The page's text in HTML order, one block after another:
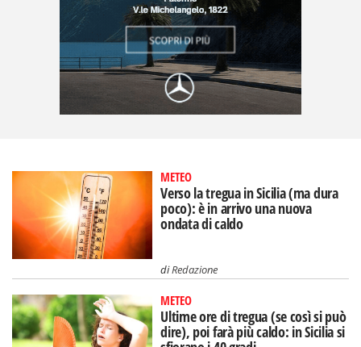
METEO
Verso la tregua in Sicilia (ma dura
poco): è in arrivo una nuova
ondata di caldo
diRedazione
METEO
Ultime ore di tregua (se così si può
dire), poi farà più caldo: in Sicilia si